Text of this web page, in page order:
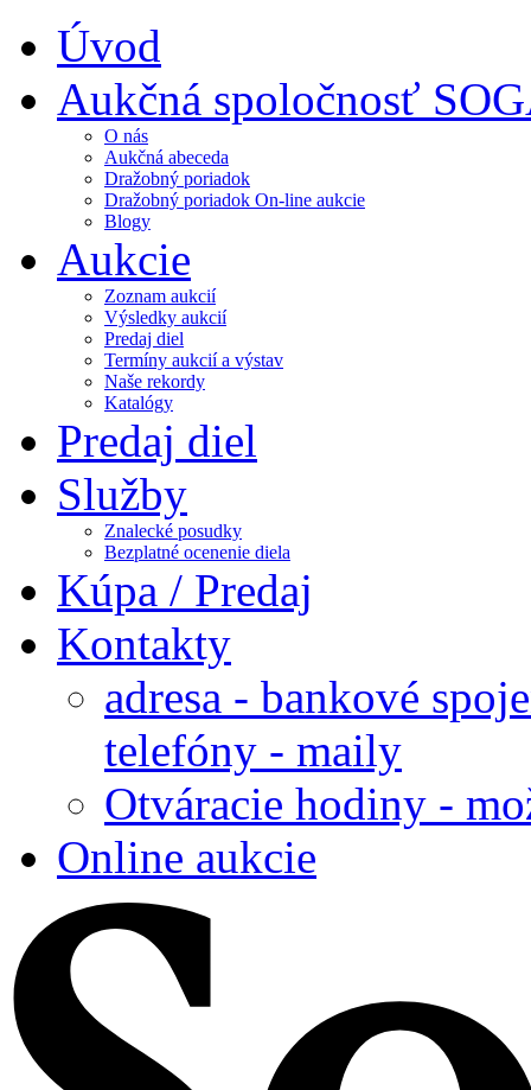
Úvod
Aukčná spoločnosť
O nás
Aukčná abeceda
Dražobný poriadok
Dražobný poriadok On-line aukcie
Blogy
Aukcie
Zoznam aukcií
Výsledky aukcií
Predaj diel
Termíny aukcií a výstav
Naše rekordy
Katalógy
Predaj diel
Služby
Znalecké posudky
Bezplatné ocenenie diela
Kúpa / Predaj
Kontakty
adresa - bankové
telefóny - maily
Otváracie hodiny -
Online aukcie